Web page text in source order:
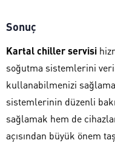
Sonuç
Kartal chiller servisi
soğutma sistemlerini
kullanabilmenizi
sistemlerinin düzenli
sağlamak hem de
açısından büyük önem